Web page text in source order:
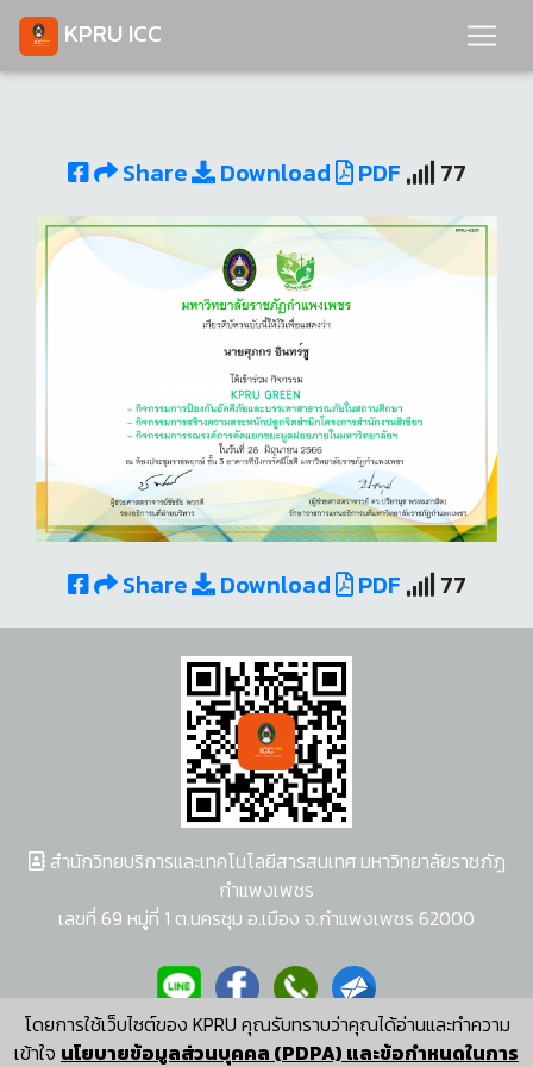
KPRU ICC
Share Download PDF 77
Share Download PDF 77
โดยการใช้เว็บไซต์ของ KPRU คุณรับทราบว่าคุณได้อ่านและทำความ
เข้าใจ นโยบายข้อมูลส่วนบุคคล (PDPA) และข้อกำหนดในการ
สำนักวิทยบริการและเทคโนโลยีสารสนเทศ มหาวิทยาลัยราชภัฏ
กำแพงเพชร
เลขที่ 69 หมู่ที่ 1 ต.นครชุม อ.เมือง จ.กำแพงเพชร 62000
ผู้พัฒนาระบบ อนุชา พวงผกา